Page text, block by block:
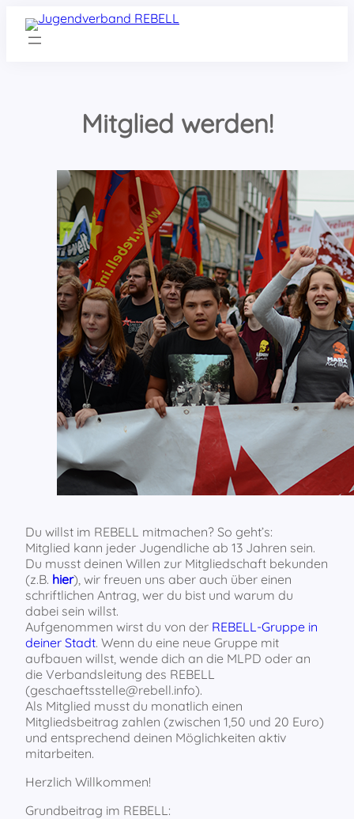
Inhalt
springen
Mitglied werden!
Du willst im REBELL mitmachen? So geht’s:
Mitglied kann jeder Jugendliche ab 13 Jahren sein.
Du musst deinen Willen zur Mitgliedschaft bekunden
(z.B. hier), wir freuen uns aber auch über einen
schriftlichen Antrag, wer du bist und warum du
dabei sein willst.
Aufgenommen wirst du von der REBELL-Gruppe in
deiner Stadt. Wenn du eine neue Gruppe mit
aufbauen willst, wende dich an die MLPD oder an
die Verbandsleitung des REBELL
(geschaeftsstelle@rebell.info).
Als Mitglied musst du monatlich einen
Mitgliedsbeitrag zahlen (zwischen 1,50 und 20 Euro)
und entsprechend deinen Möglichkeiten aktiv
mitarbeiten.
Herzlich Willkommen!
Grundbeitrag im REBELL: